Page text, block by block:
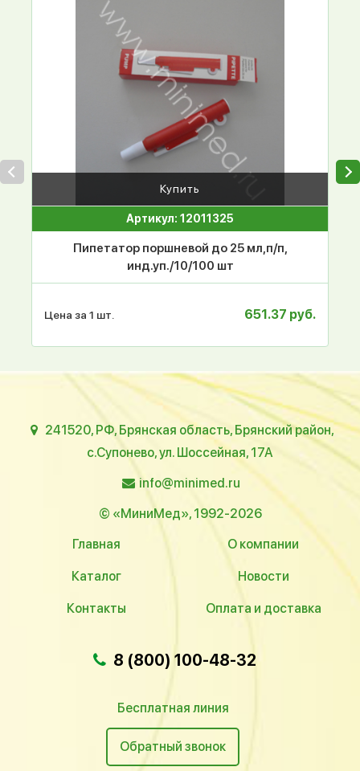
Купить
Артикул: 12011325
Пипетатор поршневой до 25 мл,п/п,
инд.уп./10/100 шт
Цена за 1 шт. 651.37 руб.
241520, РФ, Брянская область, Брянский район,
с.Супонево, ул. Шоссейная, 17А
info@minimed.ru
© «МиниМед», 1992-2026
Главная
О компании
Каталог Новости
Контакты Оплата и доставка
8 (800) 100-48-32
Бесплатная линия
Обратный звонок